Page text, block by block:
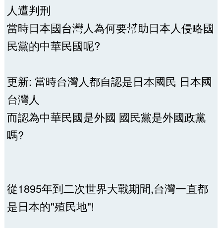
人遭判刑
當時日本國台灣人為何要幫助日本人侵略國
民黨的中華民國呢?
更新: 當時台灣人都自認是日本國民 日本國
台灣人
而認為中華民國是外國 國民黨是外國政黨
嗎?
從1895年到二次世界大戰期間,台灣一直都
是日本的"殖民地"!